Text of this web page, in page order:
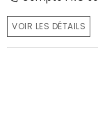
VOIR LES DÉTAILS